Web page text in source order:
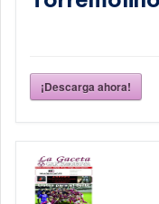
¡Descarga ahora!